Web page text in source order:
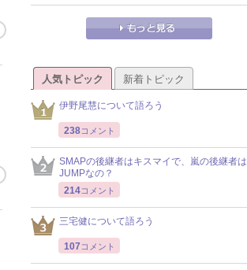
人気トピック 新着トピック
伊野尾慧について語ろう
238コメント
SMAPの後継者はキスマイで、嵐の後継者は
JUMPなの？
214コメント
三宅健について語ろう
107 コメント